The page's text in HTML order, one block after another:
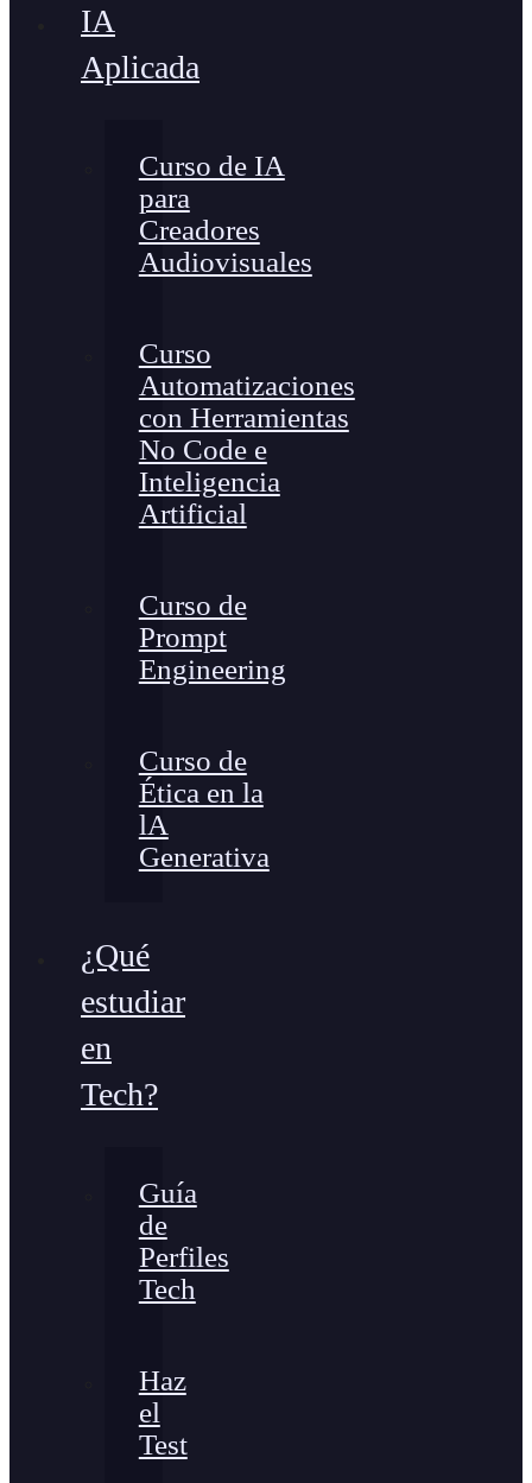
IA
Aplicada
Curso de IA
para
Creadores
Audiovisuales
Curso
Automatizaciones
con Herramientas
No Code e
Inteligencia
Artificial
Curso de
Prompt
Engineering
Curso de
Ética en la
lA
Generativa
¿Qué
estudiar
en
Tech?
Guía
de
Perfiles
Tech
Haz
el
Test